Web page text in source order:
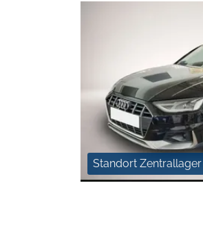
Standort Zentrallager